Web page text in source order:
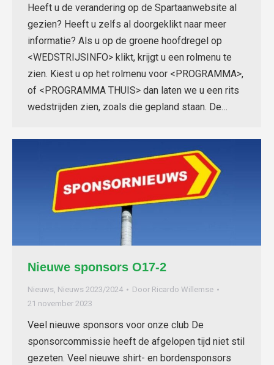
Heeft u de verandering op de Spartaanwebsite al
gezien? Heeft u zelfs al doorgeklikt naar meer
informatie? Als u op de groene hoofdregel op
<WEDSTRIJSINFO> klikt, krijgt u een rolmenu te
zien. Kiest u op het rolmenu voor <PROGRAMMA>,
of <PROGRAMMA THUIS> dan laten we u een rits
wedstrijden zien, zoals die gepland staan. De…
Nieuwe sponsors O17-2
Nieuws, Nieuws 2023/2024 Door Ricardo Willemse
21 november 2023
Veel nieuwe sponsors voor onze club De
sponsorcommissie heeft de afgelopen tijd niet stil
gezeten. Veel nieuwe shirt- en bordensponsors